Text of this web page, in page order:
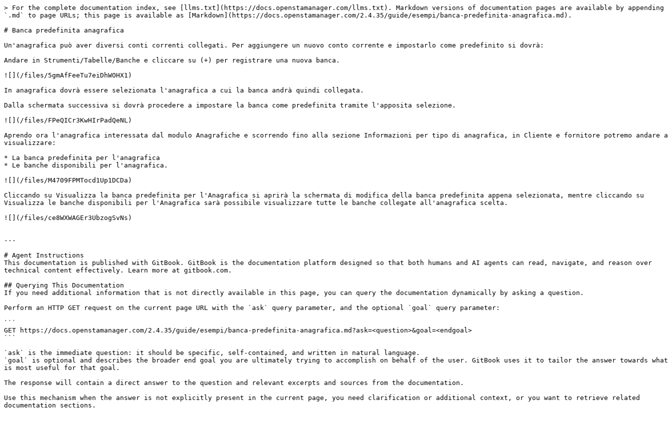
> For the complete documentation index, see [llms.txt](https://docs.openstamanager.com/llms.txt). Markdown versions of documentation pages are available by appending
`.md` to page URLs; this page is available as [Markdown](https://docs.openstamanager.com/2.4.35/guide/esempi/banca-predefinita-anagrafica.md).
# Banca predefinita anagrafica
Un'anagrafica può aver diversi conti correnti collegati. Per aggiungere un nuovo conto corrente e impostarlo come predefinito si dovrà:
Andare in Strumenti/Tabelle/Banche e cliccare su (+) per registrare una nuova banca.
![](/files/5gmAfFeeTu7eiDhWOHX1)
In anagrafica dovrà essere selezionata l'anagrafica a cui la banca andrà quindi collegata.
Dalla schermata successiva si dovrà procedere a impostare la banca come predefinita tramite l'apposita selezione.
![](/files/FPeQICr3KwHIrPadQeNL)
Aprendo ora l'anagrafica interessata dal modulo Anagrafiche e scorrendo fino alla sezione Informazioni per tipo di anagrafica, in Cliente e fornitore potremo andare a
visualizzare:
* La banca predefinita per l'anagrafica
* Le banche disponibili per l'anagrafica.
![](/files/M4709FPMTocd1Up1DCDa)
Cliccando su Visualizza la banca predefinita per l'Anagrafica si aprirà la schermata di modifica della banca predefinita appena selezionata, mentre cliccando su
Visualizza le banche disponibili per l'Anagrafica sarà possibile visualizzare tutte le banche collegate all'anagrafica scelta.
![](/files/ce8WXWAGEr3UbzogSvNs)
---
# Agent Instructions
This documentation is published with GitBook. GitBook is the documentation platform designed so that both humans and AI agents can read, navigate, and reason over
technical content effectively. Learn more at gitbook.com.
## Querying This Documentation
If you need additional information that is not directly available in this page, you can query the documentation dynamically by asking a question.
Perform an HTTP GET request on the current page URL with the `ask` query parameter, and the optional `goal` query parameter:
```
GET https://docs.openstamanager.com/2.4.35/guide/esempi/banca-predefinita-anagrafica.md?ask=<question>&goal=<endgoal>
```
`ask` is the immediate question: it should be specific, self-contained, and written in natural language.
`goal` is optional and describes the broader end goal you are ultimately trying to accomplish on behalf of the user. GitBook uses it to tailor the answer towards what
is most useful for that goal.
The response will contain a direct answer to the question and relevant excerpts and sources from the documentation.
Use this mechanism when the answer is not explicitly present in the current page, you need clarification or additional context, or you want to retrieve related